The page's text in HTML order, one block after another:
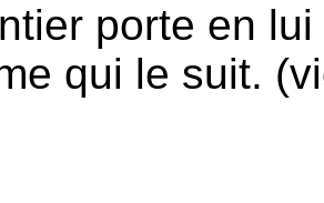
porte en
qui le suit.